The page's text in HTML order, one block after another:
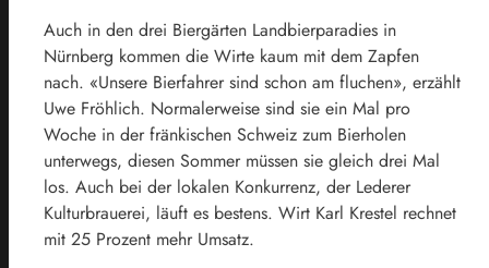
Auch in den drei Biergärten Landbierparadies in
Nürnberg kommen die Wirte kaum mit dem Zapfen
nach. «Unsere Bierfahrer sind schon am fluchen», erzählt
Uwe Fröhlich. Normalerweise sind sie ein Mal pro
Woche in der fränkischen Schweiz zum Bierholen
unterwegs, diesen Sommer müssen sie gleich drei Mal
los. Auch bei der lokalen Konkurrenz, der Lederer
Kulturbrauerei, läuft es bestens. Wirt Karl Krestel rechnet
mit 25 Prozent mehr Umsatz.